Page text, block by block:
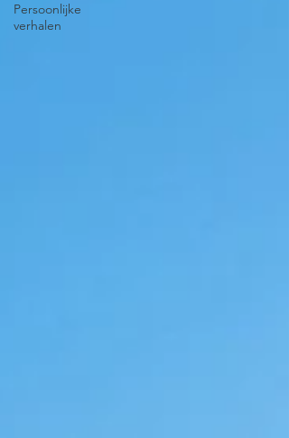
Persoonlijke
verhalen